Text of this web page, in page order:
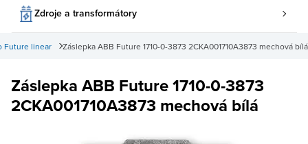
Zdroje a transformátory
Záslepka ABB Future 1710-0-3873 2CKA001710A3873 mechová bílá
Future linear
Záslepka ABB Future 1710-0-3873
2CKA001710A3873 mechová bílá